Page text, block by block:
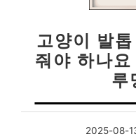
고양이 발
줘야 하나
루
2025-08-